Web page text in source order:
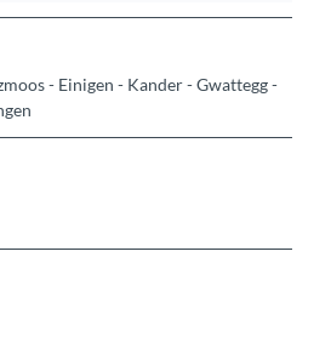
- Einigen - Kander - Gwattegg -